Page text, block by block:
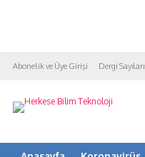
Abonelik ve Üye Girişi Dergi Sayıları